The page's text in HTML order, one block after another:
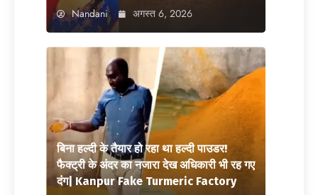
Nandani अगस्त 6, 2026
बिना हल्दी के तैयार हो रहा था हल्दी पाउडर!
फैक्ट्री के अंदर का नजारा देख अधिकारी भी रह गए
दंग| Kanpur Fake Turmeric Factory